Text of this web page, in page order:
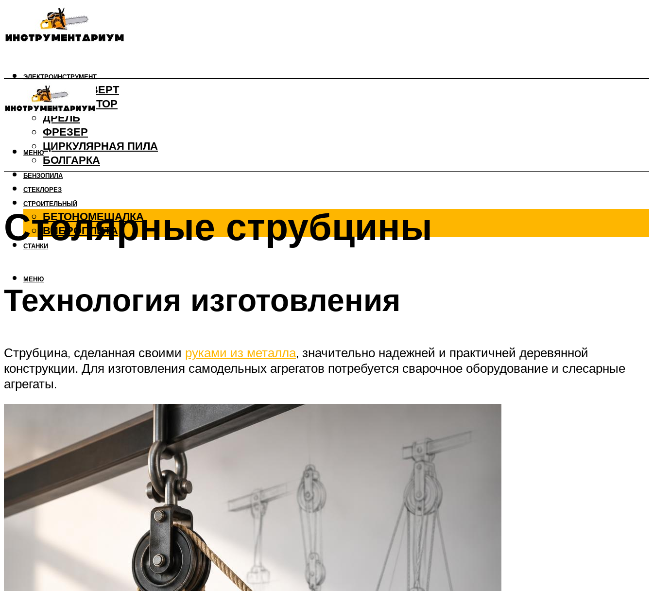
ЭЛЕКТРОИНСТРУМЕНТ
ШУРУПОВЕРТ
ПЕРФОРАТОР
ДРЕЛЬ
ФРЕЗЕР
ЦИРКУЛЯРНАЯ ПИЛА
БОЛГАРКА
БЕНЗОПИЛА
СТЕКЛОРЕЗ
СТРОИТЕЛЬНЫЙ
БЕТОНОМЕШАЛКА
ВИБРОПЛИТА
СТАНКИ
МЕНЮ
МЕНЮ
Столярные струбцины
Технология изготовления
Струбцина, сделанная своими руками из металла, значительно надежней и практичней деревянной
конструкции. Для изготовления самодельных агрегатов потребуется сварочное оборудование и слесарные
агрегаты.